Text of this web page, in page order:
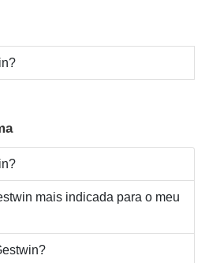
mais indicada para o meu